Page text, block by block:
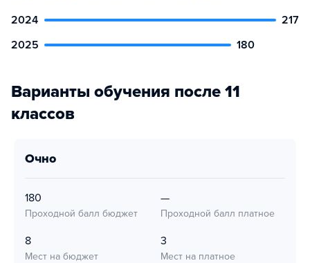
2024
217
2025
180
Варианты обучения после 11
классов
очно
180
Проходной балл бюджет
—
Проходной балл платное
8
Мест на бюджет
3
Мест на платное